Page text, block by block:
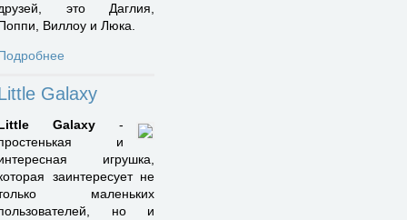
это Даглия,
Виллоу и Люка.
Galaxy
Galaxy -
и
игрушка,
заинтересует не
маленьких
но и